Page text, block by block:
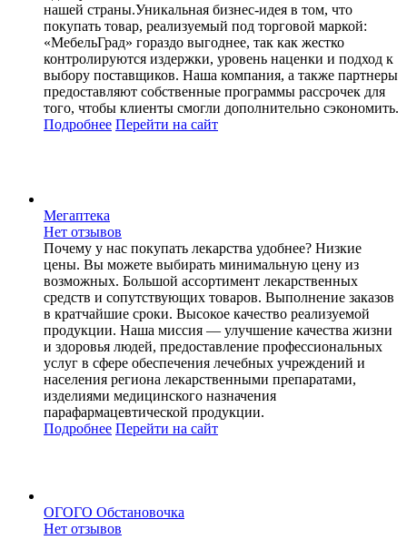
нашей страны.Уникальная бизнес-идея в том, что
покупать товар, реализуемый под торговой маркой:
«МебельГрад» гораздо выгоднее, так как жестко
контролируются издержки, уровень наценки и подход к
выбору поставщиков. Наша компания, а также партнеры
предоставляют собственные программы рассрочек для
того, чтобы клиенты смогли дополнительно сэкономить.
Подробнее Перейти на сайт
Мегаптека
Нет отзывов
Почему у нас покупать лекарства удобнее? Низкие
цены. Вы можете выбирать минимальную цену из
возможных. Большой ассортимент лекарственных
средств и сопутствующих товаров. Выполнение заказов
в кратчайшие сроки. Высокое качество реализуемой
продукции. Наша миссия — улучшение качества жизни
и здоровья людей, предоставление профессиональных
услуг в сфере обеспечения лечебных учреждений и
населения региона лекарственными препаратами,
изделиями медицинского назначения
парафармацевтической продукции.
Подробнее Перейти на сайт
ОГОГО Обстановочка
Нет отзывов